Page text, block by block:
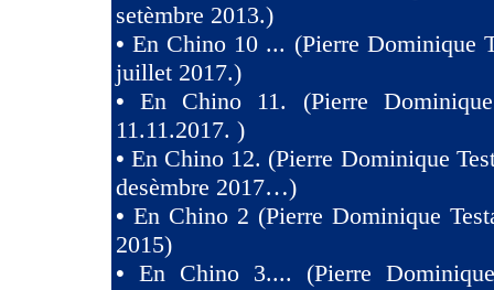
setèmbre 2013.)
•En Chino 10 ... (Pierre Dominique
juillet 2017.)
•En Chino 11. (Pierre
11.11.2017. )
•En Chino 12. (Pierre Dominique
desèmbre 2017…)
• En Chino 2 (Pierre Dominique
2015)
• En Chino 3.... (Pierre